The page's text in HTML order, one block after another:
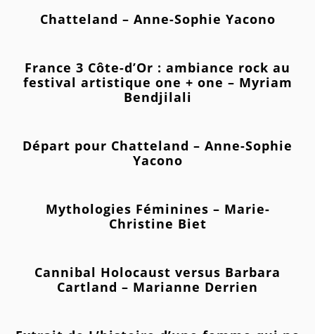
Chatteland – Anne-Sophie Yacono
France 3 Côte-d’Or : ambiance rock au
festival artistique one + one – Myriam
Bendjilali
Départ pour Chatteland – Anne-Sophie
Yacono
Mythologies Féminines – Marie-
Christine Biet
Cannibal Holocaust versus Barbara
Cartland – Marianne Derrien